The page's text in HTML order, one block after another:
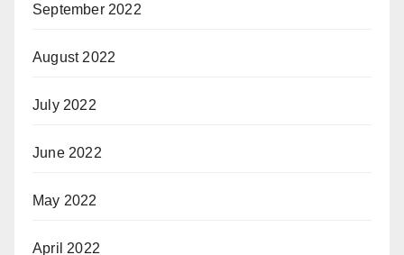
September 2022
August 2022
July 2022
June 2022
May 2022
April 2022